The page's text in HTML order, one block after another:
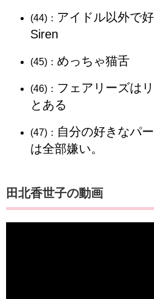
(44)： アイドル以外で
Siren
(45)： めっちゃ猫舌
(46)： フェアリーズは
とある
(47)： 自分の好きなパ
は全部嫌い。
田北香世子の動画